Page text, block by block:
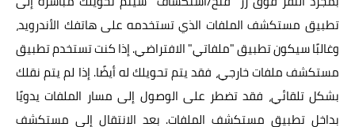
تطبيق مستكشف الملفات الذي تستخدمه على هاتفك الأندرويد،
وغالبًا سيكون تطبيق "ملفاتي" الافتراضي. إذا كنت تستخدم تطبيق
مستكشف ملفات خارجي، فقد يتم تحويلك له أيضًا. إذا لم يتم نقلك
بشكل تلقائي، فقد تضطر على الوصول إلى مسار الملفات يدويًا
بداخل تطبيق مستكشف الملفات. بعد الانتقال إلى مستكشف